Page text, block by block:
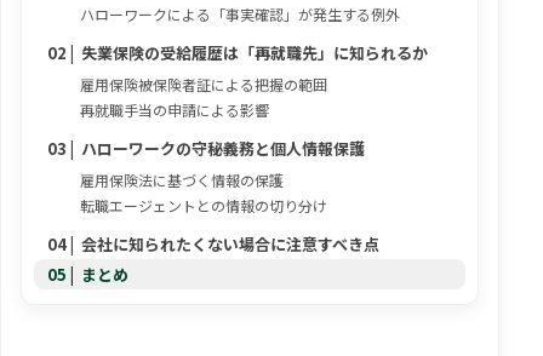
ハローワークによる「事実確認」が発生する例外
失業保険の受給履歴は「再就職先」に知られるか
雇用保険被保険者証による把握の範囲
再就職手当の申請による影響
ハローワークの守秘義務と個人情報保護
雇用保険法に基づく情報の保護
転職エージェントとの情報の切り分け
会社に知られたくない場合に注意すべき点
まとめ